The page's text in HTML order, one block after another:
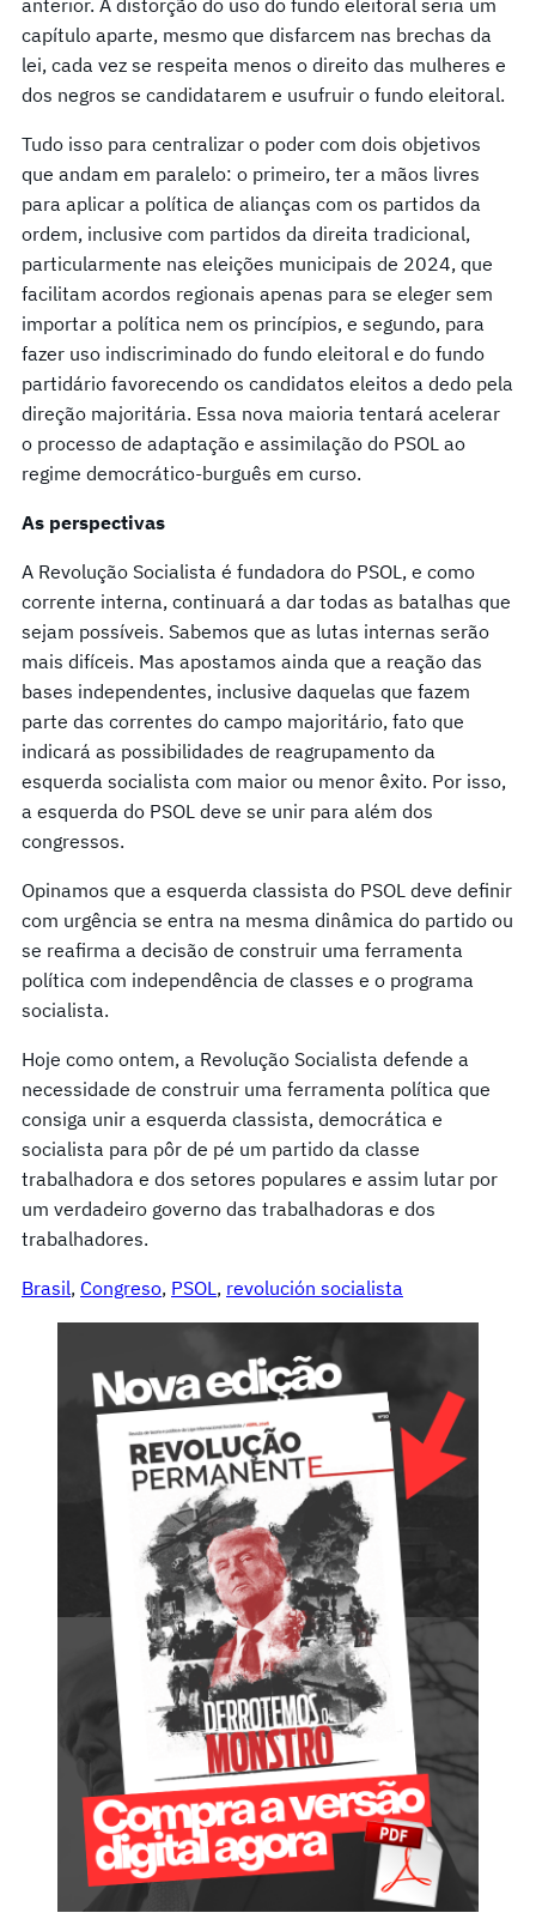
capítulo aparte, mesmo que disfarcem nas brechas da
lei, cada vez se respeita menos o direito das mulheres e
dos negros se candidatarem e usufruir o fundo eleitoral.
Tudo isso para centralizar o poder com dois objetivos
que andam em paralelo: o primeiro, ter a mãos livres
para aplicar a política de alianças com os partidos da
ordem, inclusive com partidos da direita tradicional,
particularmente nas eleições municipais de 2024, que
facilitam acordos regionais apenas para se eleger sem
importar a política nem os princípios, e segundo, para
fazer uso indiscriminado do fundo eleitoral e do fundo
partidário favorecendo os candidatos eleitos a dedo pela
direção majoritária. Essa nova maioria tentará acelerar
o processo de adaptação e assimilação do PSOL ao
regime democrático-burguês em curso.
As perspectivas
A Revolução Socialista é fundadora do PSOL, e como
corrente interna, continuará a dar todas as batalhas que
sejam possíveis. Sabemos que as lutas internas serão
mais difíceis. Mas apostamos ainda que a reação das
bases independentes, inclusive daquelas que fazem
parte das correntes do campo majoritário, fato que
indicará as possibilidades de reagrupamento da
esquerda socialista com maior ou menor êxito. Por isso,
a esquerda do PSOL deve se unir para além dos
congressos.
Opinamos que a esquerda classista do PSOL deve definir
com urgência se entra na mesma dinâmica do partido ou
se reafirma a decisão de construir uma ferramenta
política com independência de classes e o programa
socialista.
Hoje como ontem, a Revolução Socialista defende a
necessidade de construir uma ferramenta política que
consiga unir a esquerda classista, democrática e
socialista para pôr de pé um partido da classe
trabalhadora e dos setores populares e assim lutar por
um verdadeiro governo das trabalhadoras e dos
trabalhadores.
Brasil, Congreso, PSOL , revolución socialista